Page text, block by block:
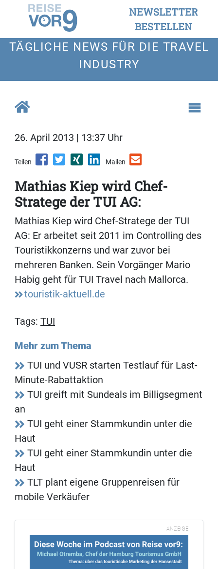
NEWSLETTER
BESTELLEN
TÄGLICHE NEWS FÜR DIE TRAVEL
INDUSTRY
26. April 2013 | 13:37 Uhr
Teilen Mailen
Mathias Kiep wird Chef-
Stratege der TUI AG:
Mathias Kiep wird Chef-Stratege der TUI
AG: Er arbeitet seit 2011 im Controlling des
Touristikkonzerns und war zuvor bei
mehreren Banken. Sein Vorgänger Mario
Habig geht für TUI Travel nach Mallorca.
touristik-aktuell.de
Tags: TUI
Mehr zum Thema
TUI und VUSR starten Testlauf für Last-
Minute-Rabattaktion
TUI greift mit Sundeals im Billigsegment
an
TUI geht einer Stammkundin unter die
Haut
TUI geht einer Stammkundin unter die
Haut
TLT plant eigene Gruppenreisen für
mobile Verkäufer
ANZEIGE